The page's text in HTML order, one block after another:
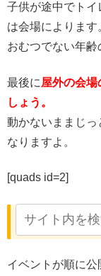
子供が途中でト
は会場によります
おむつでない年齢
最後に屋外の会場
しょう。
動かないままじっ
なりますよ。
[quads id=2]
まとめ
イベントが順に